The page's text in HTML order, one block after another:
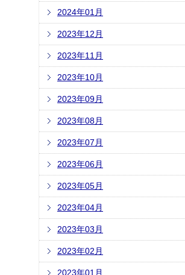
2024年01月
2023年12月
2023年11月
2023年10月
2023年09月
2023年08月
2023年07月
2023年06月
2023年05月
2023年04月
2023年03月
2023年02月
2023年01月